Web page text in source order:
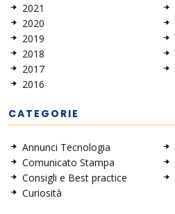
2021
2020
2019
2018
2017
2016
CATEGORIE
Annunci Tecnologia
Comunicato Stampa
Consigli e Best practice
Curiosità